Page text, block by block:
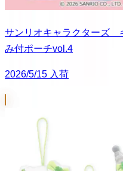
サンリオキャラクターズ
み付ポーチvol.4
2026/5/15 入荷